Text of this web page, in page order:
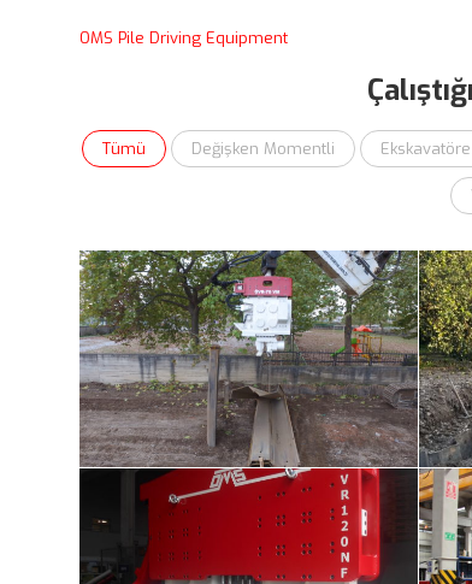
OMS Pile Driving Equipment
Tümü Değişken Momentli
ÖVR 70 VM – Sakarya
Değişken Momentli • Ekskavatöre Monteli •
ÖVR • ÖVR 70 VM • Vibro Çakıcı • Vibro
Hammer